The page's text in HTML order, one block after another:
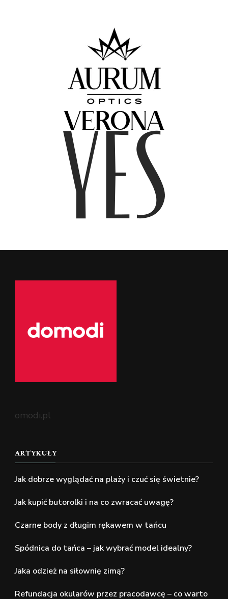
omodi.pl
ARTYKUŁY
Jak dobrze wyglądać na plaży i czuć się świetnie?
Jak kupić butorolki i na co zwracać uwagę?
Czarne body z długim rękawem w tańcu
Spódnica do tańca – jak wybrać model idealny?
Jaka odzież na siłownię zimą?
Refundacja okularów przez pracodawcę – co warto